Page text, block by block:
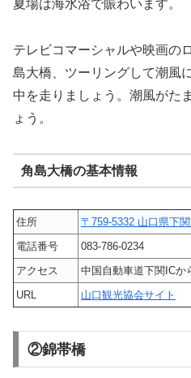
夏場は海水浴で賑わいます。
テレビコマーシャルや映画の
島大橋、ツーリングして潮風
中を走りましょう。潮風がた
ょう。
角島大橋の基本情報
住所
〒759-5332 山口県下
電話番号
083-786-0234
アクセス
中国自動車道下関ICか
URL
山口観光協会サイト
②錦帯橋